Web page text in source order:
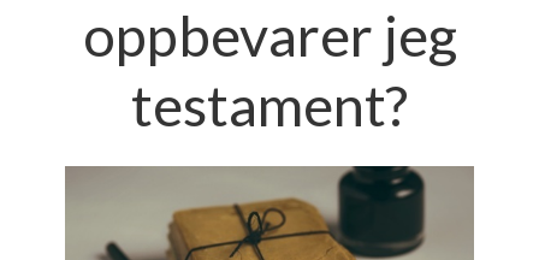
oppbevarer jeg
testament?